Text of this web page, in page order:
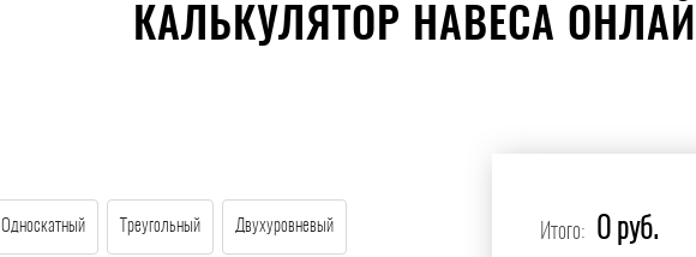
КАЛЬКУЛЯТОР НАВЕСА
Односкатный Треугольный Двухуровневый Итого: 0 руб.